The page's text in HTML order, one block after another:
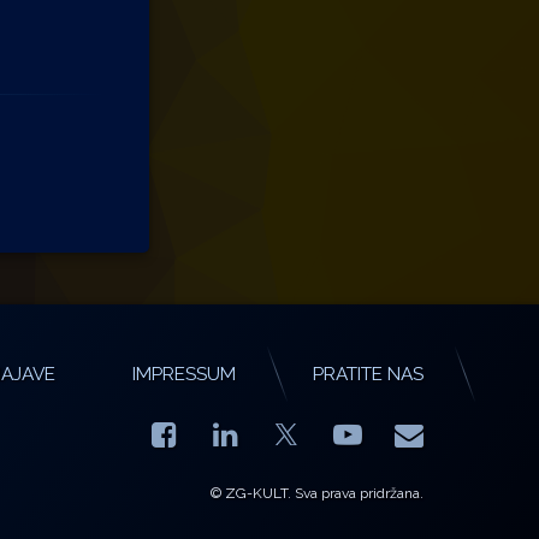
IMPRESSUM PRATITE NAS
Facebook
LinkedIn YouTube
E-mail
© ZG-KULT. Sva prava pridržana.